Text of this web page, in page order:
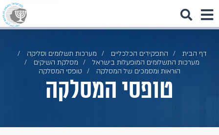
דף הבית התפקידים הכלכליים
מערכות תשלומים וסליקה
מערכות התשלומים המופעלות בישראל
מסלקת השיקים
הוראות ומסמכים של המסלקה
טופסי המסלקה
טופסי המסלקה